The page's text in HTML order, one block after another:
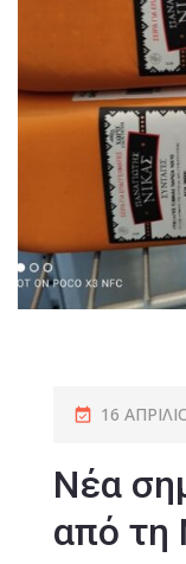
16
Νέα
από τη